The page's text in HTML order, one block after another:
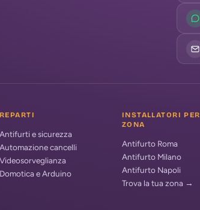
REPARTI
Antifurti e sicurezza
Automazione cancelli
Videosorveglianza
Domotica e Arduino
INSTALLATORI PER
ZONA
Antifurto Roma
Antifurto Milano
Antifurto Napoli
Trova la tua zona →